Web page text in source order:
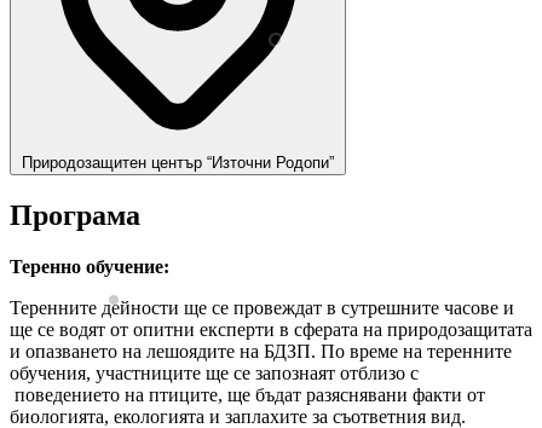
Природозащитен център “Източни Родопи”
Програма
Теренно обучение:
Теренните дейности ще се провеждат в сутрешните часове и
ще се водят от опитни експерти в сферата на природозащитата
и опазването на лешоядите на БДЗП. По време на теренните
обучения, участниците ще се запознаят отблизо с
поведението на птиците, ще бъдат разяснявани факти от
биологията, екологията и заплахите за съответния вид.